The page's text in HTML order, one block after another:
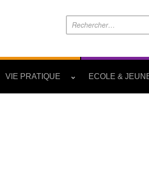
VIE PRATIQUE ECOLE &